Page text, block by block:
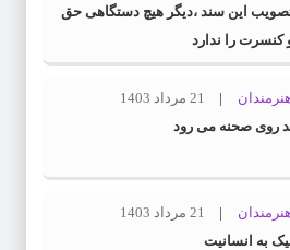
تصویب این سند ،دیگر هیچ دستگاهی حق
کنسرت را ندارد
هنرمندان
21 مرداد 1403
روی صحنه می رود
هنرمندان
21 مرداد 1403
به انسانیت